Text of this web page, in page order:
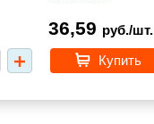
36,59 руб./шт.
Купить